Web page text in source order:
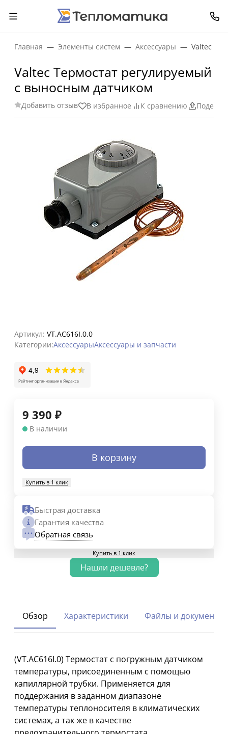
Главная Элементы систем Аксессуары Valtec
Valtec Термостат регулируемый
с выносным датчиком
Добавить отзыв В избранное К сравнению
Артикул: VT.AC616I.0.0
Категории:АксессуарыАксессуары и запчасти
9 390 ₽
В наличии
В корзину
Купить в 1 клик
Быстрая доставка
Гарантия качества
Обратная связь
Купить в 1 клик
Обзор Характеристики Файлы и документы
(VT.AC616I.0) Термостат с погружным датчиком
температуры, присоединенным с помощью
капиллярной трубки. Применяется для
поддержания в заданном диапазоне
температуры теплоносителя в климатических
системах, а так же в качестве